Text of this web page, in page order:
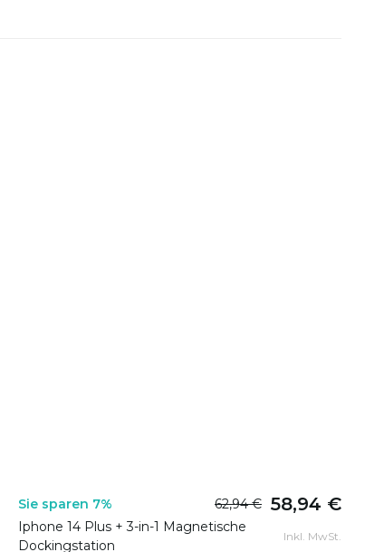
Sie sparen 7% 62,94 € 58,94 €
Iphone 14 Plus + 3-in-1 Magnetische
Dockingstation
Inkl. MwSt.